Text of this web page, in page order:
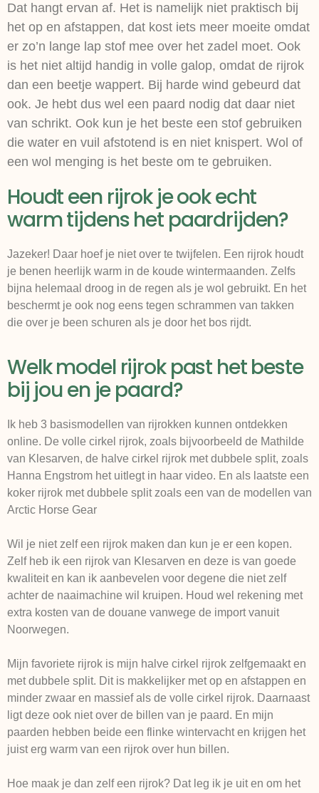
Dat hangt ervan af. Het is namelijk niet praktisch bij
het op en afstappen, dat kost iets meer moeite omdat
er zo’n lange lap stof mee over het zadel moet. Ook
is het niet altijd handig in volle galop, omdat de rijrok
dan een beetje wappert. Bij harde wind gebeurd dat
ook. Je hebt dus wel een paard nodig dat daar niet
van schrikt. Ook kun je het beste een stof gebruiken
die water en vuil afstotend is en niet knispert. Wol of
een wol menging is het beste om te gebruiken.
Houdt een rijrok je ook echt
warm tijdens het paardrijden?
Jazeker! Daar hoef je niet over te twijfelen. Een rijrok houdt
je benen heerlijk warm in de koude wintermaanden. Zelfs
bijna helemaal droog in de regen als je wol gebruikt. En het
beschermt je ook nog eens tegen schrammen van takken
die over je been schuren als je door het bos rijdt.
Welk model rijrok past het beste
bij jou en je paard?
Ik heb 3 basismodellen van rijrokken kunnen ontdekken
online. De volle cirkel rijrok, zoals bijvoorbeeld de Mathilde
van Klesarven, de halve cirkel rijrok met dubbele split, zoals
Hanna Engstrom het uitlegt in haar video. En als laatste een
koker rijrok met dubbele split zoals een van de modellen van
Arctic Horse Gear
Wil je niet zelf een rijrok maken dan kun je er een kopen.
Zelf heb ik een rijrok van Klesarven en deze is van goede
kwaliteit en kan ik aanbevelen voor degene die niet zelf
achter de naaimachine wil kruipen. Houd wel rekening met
extra kosten van de douane vanwege de import vanuit
Noorwegen.
Mijn favoriete rijrok is mijn halve cirkel rijrok zelfgemaakt en
met dubbele split. Dit is makkelijker met op en afstappen en
minder zwaar en massief als de volle cirkel rijrok. Daarnaast
ligt deze ook niet over de billen van je paard. En mijn
paarden hebben beide een flinke wintervacht en krijgen het
juist erg warm van een rijrok over hun billen.
Hoe maak je dan zelf een rijrok? Dat leg ik je uit en om het